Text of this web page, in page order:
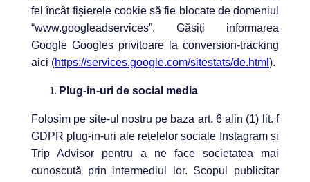
fel încât fișierele cookie să fie blocate de domeniul
“www.googleadservices”. Găsiți informarea
Google Googles privitoare la conversion-tracking
aici (https://services.google.com/sitestats/de.html ).
Plug-in-uri de social media
Folosim pe site-ul nostru pe baza art. 6 alin (1) lit. f
GDPR plug-in-uri ale rețelelor sociale Instagram și
Trip Advisor pentru a ne face societatea mai
cunoscută prin intermediul lor. Scopul publicitar